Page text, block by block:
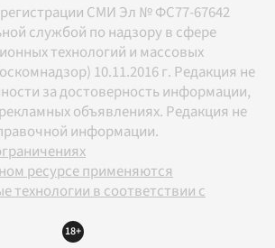
СМИ Эл № ФС77-67642
службой по надзору в сфере
технологий и массовых
10.11.2016 г. Редакция не
за достоверность информации,
объявлениях. Редакция не
информации.
ресурсе применяются
технологии в соответствии с
18+